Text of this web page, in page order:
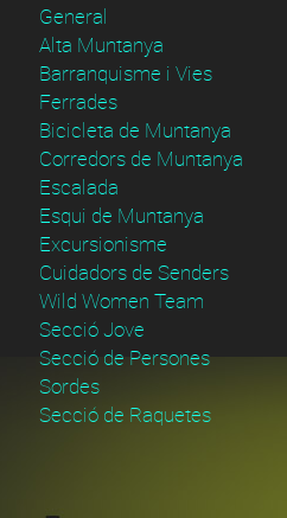
General
Alta Muntanya
Barranquisme i Vies
Ferrades
Bicicleta de Muntanya
Corredors de Muntanya
Escalada
Esqui de Muntanya
Excursionisme
Cuidadors de Senders
Wild Women Team
Secció Jove
Secció de Persones
Sordes
Secció de Raquetes